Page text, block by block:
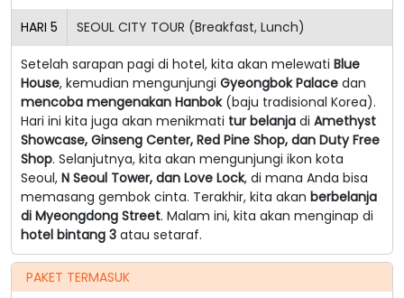
HARI 5 SEOUL CITY TOUR (Breakfast, Lunch)
Setelah sarapan pagi di hotel, kita akan melewati Blue
House, kemudian mengunjungi Gyeongbok Palace dan
mencoba mengenakan Hanbok(baju tradisional Korea).
Hari ini kita juga akan menikmati tur belanja di Amethyst
Showcase, Ginseng Center, Red Pine Shop, dan Duty Free
Shop. Selanjutnya, kita akan mengunjungi ikon kota
Seoul, N Seoul Tower, dan Love Lock, di mana Anda bisa
memasang gembok cinta. Terakhir, kita akan berbelanja
di Myeongdong Street. Malam ini, kita akan menginap di
hotel bintang 3 atau setaraf.
PAKET TERMASUK